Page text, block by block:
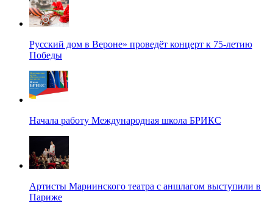
Русский дом в Вероне» проведёт концерт к 75-летию
Победы
Начала работу Международная школа БРИКС
Артисты Мариинского театра с аншлагом выступили в
Париже